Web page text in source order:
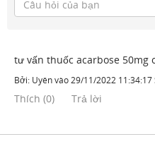
tư vấn thuốc acarbose 50mg
Bởi: Uyênvào29/11/2022 11:34:17
Thích (0) Trả lời